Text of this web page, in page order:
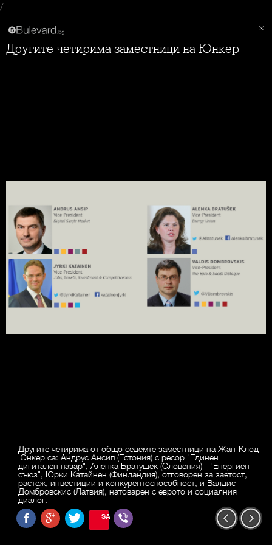
/
Другите четирима заместници на Юнкер
Другите четирима от общо седемте заместници на Жан-Клод
Юнкер са: Андрус Ансип (Естония) с ресор "Единен
дигитален пазар", Аленка Братушек (Словения) - "Енергиен
съюз", Юрки Катайнен (Финландия), отговорен за заетост,
растеж, инвестиции и конкурентоспособност, и Валдис
Домбровскис (Латвия), натоварен с еврото и социалния
диалог.
SAVE